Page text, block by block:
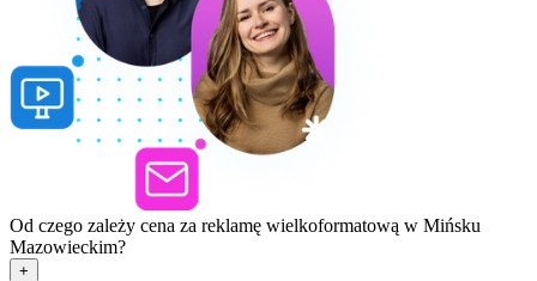
Od czego zależy cena za reklamę wielkoformatową w Mińsku
Mazowieckim?
+